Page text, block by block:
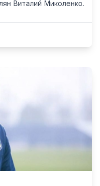
Виталий Миколенко.